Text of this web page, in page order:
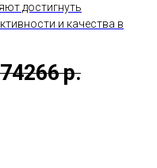
достигнуть
и качества в
р.